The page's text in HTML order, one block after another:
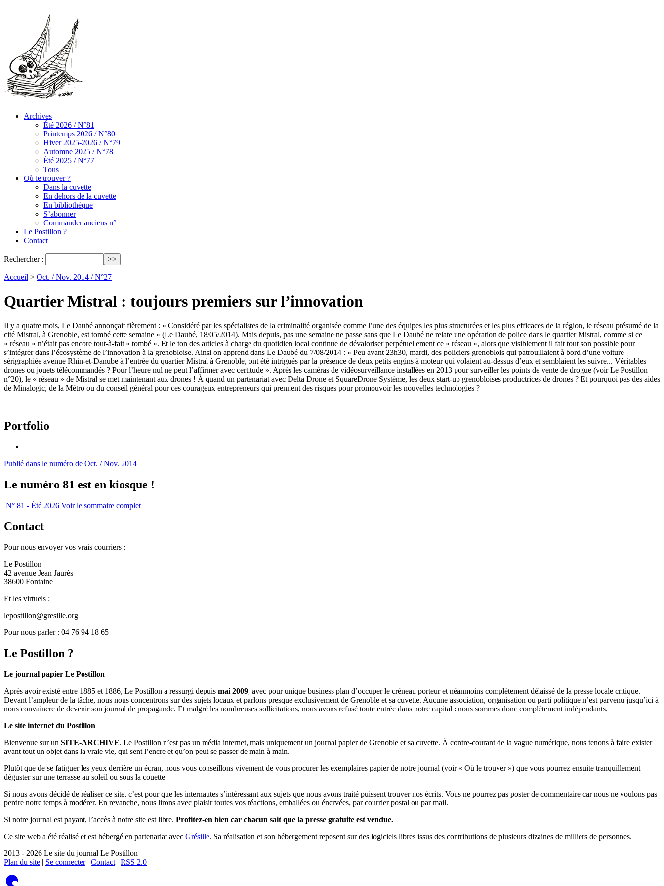
Archives
Été 2026 / N°81
Printemps 2026 / N°80
Hiver 2025-2026 / N°79
Automne 2025 / N°78
Été 2025 / N°77
Tous
Où le trouver ?
Dans la cuvette
En dehors de la cuvette
En bibliothèque
S’abonner
Commander anciens n°
Le Postillon ?
Contact
Rechercher :
Accueil > Oct. / Nov. 2014 / N°27
Quartier Mistral : toujours premiers sur l’innovation
Il y a quatre mois, Le Daubé annonçait fièrement : « Considéré par les spécialistes de la criminalité organisée comme l’une des équipes les plus structurées et les plus efficaces de la région, le réseau présumé de la
cité Mistral, à Grenoble, est tombé cette semaine » (Le Daubé, 18/05/2014). Mais depuis, pas une semaine ne passe sans que Le Daubé ne relate une opération de police dans le quartier Mistral, comme si ce
« réseau » n’était pas encore tout-à-fait « tombé ». Et le ton des articles à charge du quotidien local continue de dévaloriser perpétuellement ce « réseau », alors que visiblement il fait tout son possible pour
s’intégrer dans l’écosystème de l’innovation à la grenobloise. Ainsi on apprend dans Le Daubé du 7/08/2014 : « Peu avant 23h30, mardi, des policiers grenoblois qui patrouillaient à bord d’une voiture
sérigraphiée avenue Rhin-et-Danube à l’entrée du quartier Mistral à Grenoble, ont été intrigués par la présence de deux petits engins à moteur qui volaient au-dessus d’eux et semblaient les suivre... Véritables
drones ou jouets télécommandés ? Pour l’heure nul ne peut l’affirmer avec certitude ». Après les caméras de vidéosurveillance installées en 2013 pour surveiller les points de vente de drogue (voir Le Postillon
n°20), le « réseau » de Mistral se met maintenant aux drones ! À quand un partenariat avec Delta Drone et SquareDrone Système, les deux start-up grenobloises productrices de drones ? Et pourquoi pas des aides
de Minalogic, de la Métro ou du conseil général pour ces courageux entrepreneurs qui prennent des risques pour promouvoir les nouvelles technologies ?
Portfolio
Publié dans le numéro de Oct. / Nov. 2014
Le numéro 81 est en kiosque !
N° 81 - Été 2026 Voir le sommaire complet
Contact
Pour nous envoyer vos vrais courriers :
Le Postillon
42 avenue Jean Jaurès
38600 Fontaine
Et les virtuels :
lepostillon@gresille.org
Pour nous parler : 04 76 94 18 65
Le Postillon ?
Le journal papier Le Postillon
Après avoir existé entre 1885 et 1886, Le Postillon a ressurgi depuis mai 2009, avec pour unique business plan d’occuper le créneau porteur et néanmoins complètement délaissé de la presse locale critique.
Devant l’ampleur de la tâche, nous nous concentrons sur des sujets locaux et parlons presque exclusivement de Grenoble et sa cuvette. Aucune association, organisation ou parti politique n’est parvenu jusqu’ici à
nous convaincre de devenir son journal de propagande. Et malgré les nombreuses sollicitations, nous avons refusé toute entrée dans notre capital : nous sommes donc complètement indépendants.
Le site internet du Postillon
Bienvenue sur un SITE-ARCHIVE. Le Postillon n’est pas un média internet, mais uniquement un journal papier de Grenoble et sa cuvette. À contre-courant de la vague numérique, nous tenons à faire exister
avant tout un objet dans la vraie vie, qui sent l’encre et qu’on peut se passer de main à main.
Plutôt que de se fatiguer les yeux derrière un écran, nous vous conseillons vivement de vous procurer les exemplaires papier de notre journal (voir « Où le trouver ») que vous pourrez ensuite tranquillement
déguster sur une terrasse au soleil ou sous la couette.
Si nous avons décidé de réaliser ce site, c’est pour que les internautes s’intéressant aux sujets que nous avons traité puissent trouver nos écrits. Vous ne pourrez pas poster de commentaire car nous ne voulons pas
perdre notre temps à modérer. En revanche, nous lirons avec plaisir toutes vos réactions, emballées ou énervées, par courrier postal ou par mail.
Si notre journal est payant, l’accès à notre site est libre. Profitez-en bien car chacun sait que la presse gratuite est vendue.
Ce site web a été réalisé et est hébergé en partenariat avec Grésille. Sa réalisation et son hébergement reposent sur des logiciels libres issus des contributions de plusieurs dizaines de milliers de personnes.
2013 - 2026 Le site du journal Le Postillon
Plan du site | Se connecter| Contact | RSS 2.0